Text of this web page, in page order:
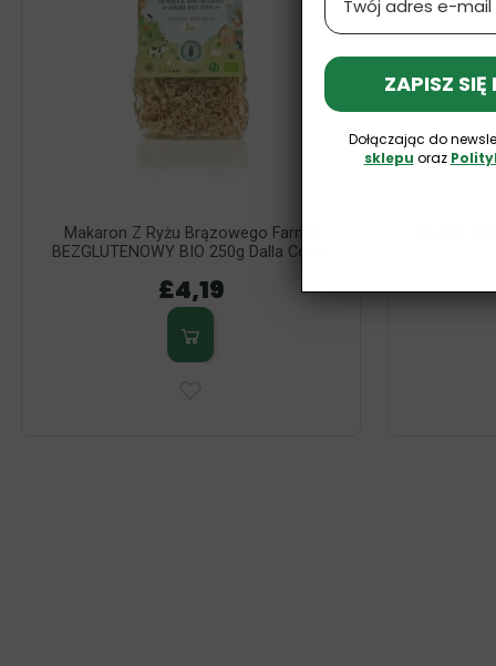
Makaron Z Ryżu Brązowego Farma
BEZGLUTENOWY BIO 250g Dalla Costa
£4,19
ZAPISZ SIĘ
Dołączając do
sklepu oraz